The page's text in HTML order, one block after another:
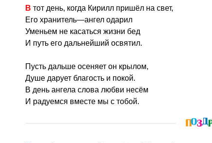
В тот день, когда Кирилл пришёл на свет,
Его хранитель—ангел одарил
Уменьем не касаться жизни бед
И путь его дальнейший освятил.
Пусть дальше осеняет он крылом,
Душе дарует благость и покой.
В день ангела слова любви несём
И радуемся вместе мы с тобой.